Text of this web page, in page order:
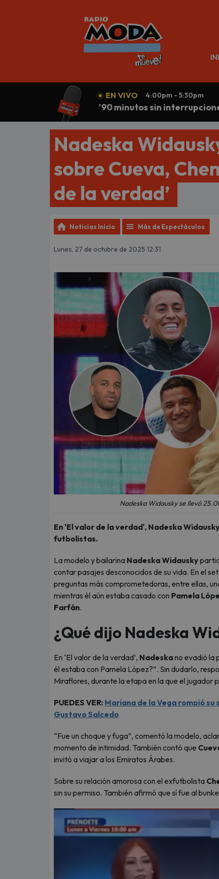
EN VIVO 4:00pm - 5:30pm
'90 minutos sin
Nadeska
sobre Cueva,
de la verdad’
Noticias Inicio Más de Espectáculos
Lunes, 27 de octubre de 2025 12:31
Nadeska Widausky se llevó
En 'El valor de la verdad', Nadeska
futbolistas.
La modelo y bailarina Nadeska Widausky
contar pasajes desconocidos de su vida. En el
preguntas más comprometedoras, entre ellas,
mientras él aún estaba casado con Pamela
Farfán.
¿Qué dijo Nadeska
En ‘El valor de la verdad’, Nadeskano evadió la
él estaba con Pamela López?”. Sin dudarlo,
Miraflores, durante la etapa en la que el
PUEDES VER: Mariana de la Vega rompió
Gustavo Salcedo
“Fue un choque y fuga”, comentó la modelo,
momento de intimidad. También contó que
invitó a viajar a los Emiratos Árabes.
Sobre su relación amorosa con el exfutbolista
sin su permiso. También afirmó que sí fue al